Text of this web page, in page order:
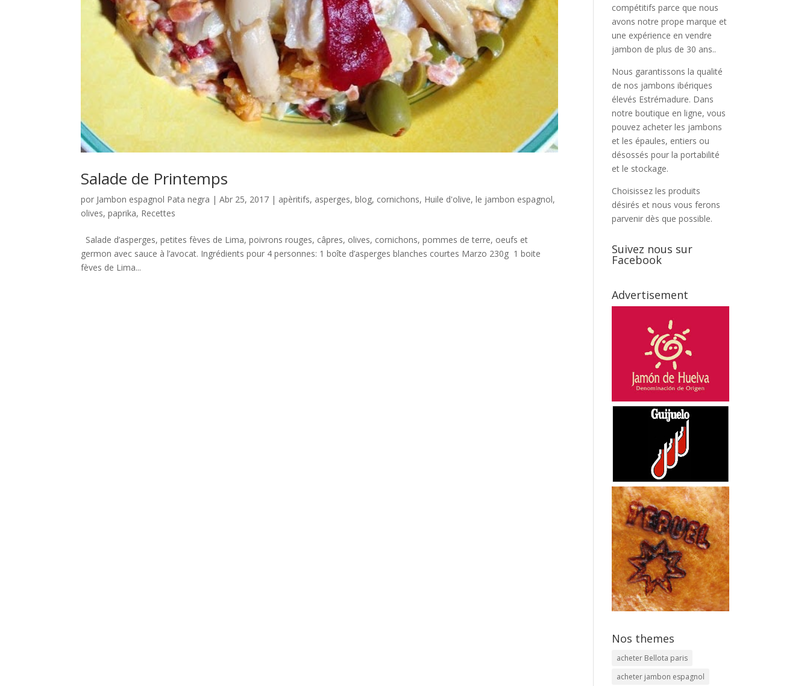
Salade de Printemps
por Jambon espagnol Pata negra |Abr 25, 2017 | apèritifs, asperges,blog, cornichons, Huile d'olive,le jambon espagnol,
olives,paprika, Recettes
Salade d’asperges, petites fèves de Lima, poivrons rouges, câpres, olives, cornichons, pommes de terre, oeufs et
germon avec sauce à l’avocat. Ingrédients pour 4 personnes: 1 boîte d’asperges blanches courtes Marzo 230g 1 boite
fèves de Lima...
compétitifs parce que nous
avons notre prope marque et
une expérience en vendre
jambon de plus de 30 ans..
Nous garantissons la qualité
de nos jambons ibériques
élevés Estrémadure. Dans
notre boutique en ligne, vous
pouvez acheter les jambons
et les épaules, entiers ou
désossés pour la portabilité
et le stockage.
Choisissez les produits
désirés et nous vous ferons
parvenir dès que possible.
Suivez nous sur
Facebook
Advertisement
Nos themes
acheter Bellota paris
acheter jambon espagnol